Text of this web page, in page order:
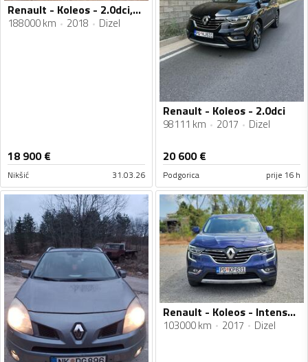
Renault - Koleos - 2.0dci,4×4,Automatic
188000 km 2018 Dizel
18 900€
Nikšić 31.03.26
Renault - Koleos - 2.0dci
98111 km 2017 Dizel
20 600€
Podgorica prije 16 h
Renault - Koleos - Intense Energy 175 dci 4x4 decembar /2017
103000 km 2017 Dizel